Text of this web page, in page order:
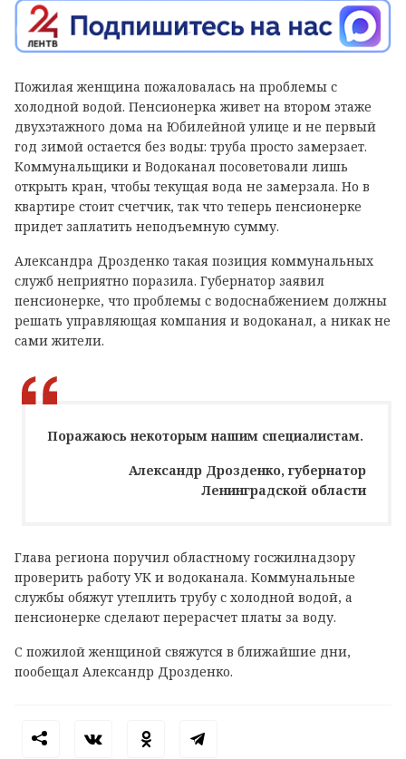
Пожилая женщина пожаловалась на проблемы с
холодной водой. Пенсионерка живет на втором этаже
двухэтажного дома на Юбилейной улице и не первый
год зимой остается без воды: труба просто замерзает.
Коммунальщики и Водоканал посоветовали лишь
открыть кран, чтобы текущая вода не замерзала. Но в
квартире стоит счетчик, так что теперь пенсионерке
придет заплатить неподъемную сумму.
Александра Дрозденко такая позиция коммунальных
служб неприятно поразила. Губернатор заявил
пенсионерке, что проблемы с водоснабжением должны
решать управляющая компания и водоканал, а никак не
сами жители.
Поражаюсь некоторым нашим специалистам.
Александр Дрозденко, губернатор
Ленинградской области
Глава региона поручил областному госжилнадзору
проверить работу УК и водоканала. Коммунальные
службы обяжут утеплить трубу с холодной водой, а
пенсионерке сделают перерасчет платы за воду.
С пожилой женщиной свяжутся в ближайшие дни,
пообещал Александр Дрозденко.